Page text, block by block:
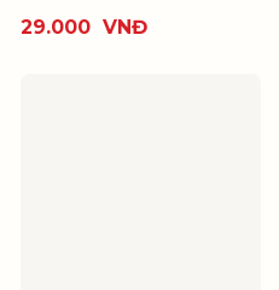
29.000 VNĐ